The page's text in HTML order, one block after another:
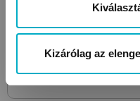
Kizárólag az
Még 7 színben